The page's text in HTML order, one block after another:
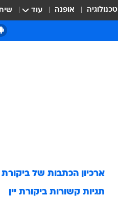
טכנולוגיה אופנה עוד
ארכיון הכתבות של ביקורת
תגיות קשורות ביקורת יין